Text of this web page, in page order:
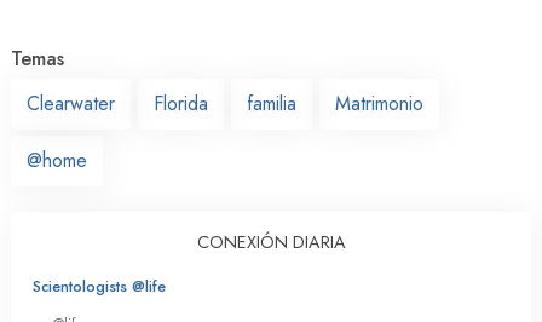
Temas
Clearwater
Florida familia Matrimonio
@home
CONEXIÓN DIARIA
Scientologists @life